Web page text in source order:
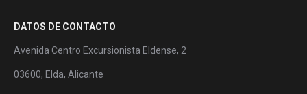
DATOS DE CONTACTO
Avenida Centro Excursionista Eldense, 2
03600, Elda, Alicante